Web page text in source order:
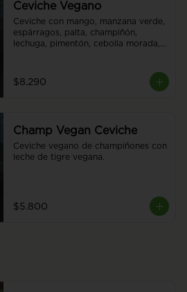
Ceviche Vegano
Ceviche con mango, manzana verde,
espárragos, palta, champiñón,
lechuga, pimentón, cebolla morada,
$8.290
Champ Vegan Ceviche
Ceviche vegano de champiñones con
leche de tigre vegana.
$5.800